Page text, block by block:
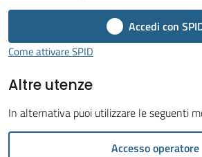
Emilia
Tutti
Accedi con
Come attivare SPID
Altre utenze
In alternativa puoi utilizzare le seguenti
Accesso operatore